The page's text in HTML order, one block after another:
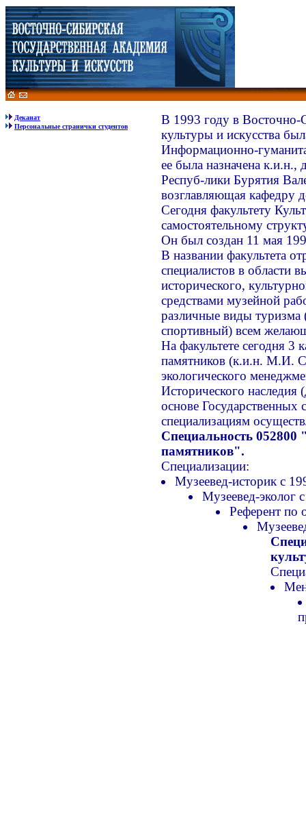
Деканат
Персональные странички студентов
В 1993 году в Восточно-
культуры и искусства
Информационно-
ее была назначена к.и.н.,
Респуб-лики Бурятия
возглавляющая кафедру
Сегодня факультету
самостоятельному
Он был создан 11 мая
В названии факультета
специалистов в области
исторического,
средствами музейной
различные виды туризма
спортивный) всем
На факультете сегодня
памятников (к.и.н. М.И.
экологического
Исторического
основе Государственных
специализациям
Специальность 052800
памятников".
Специализации:
Музеевед-историк с
Музеевед-эколог
Референт по